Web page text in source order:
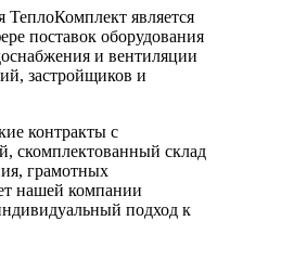
ТеплоКомплект является
поставок оборудования
и вентиляции
застройщиков и
контракты с
скомплектованный склад
грамотных
нашей компании
подход к